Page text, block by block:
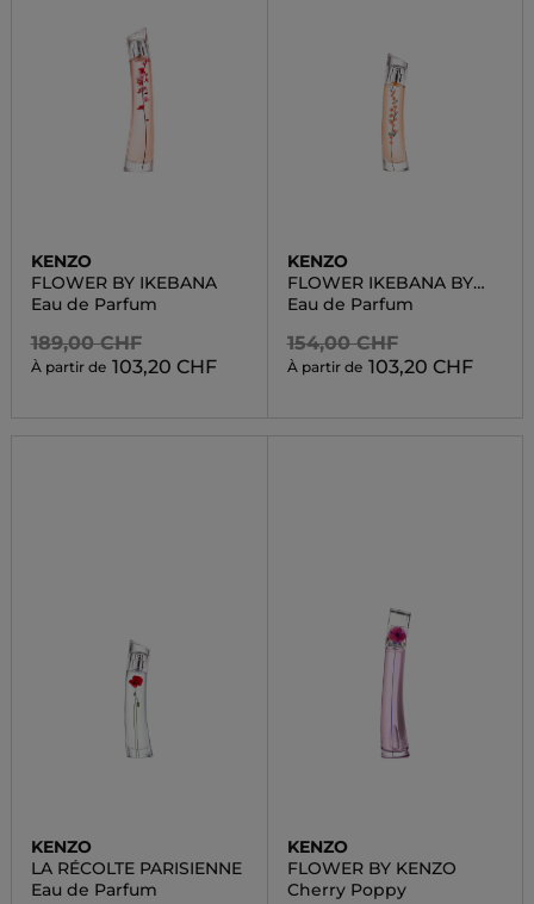
KENZO
FLOWER BY IKEBANA
Eau de Parfum
189,00 CHF
À partir de 103,20 CHF
KENZO
FLOWER IKEBANA BY
KENZO
Eau de Parfum
154,00 CHF
À partir de 103,20 CHF
KENZO
LA RÉCOLTE PARISIENNE
Eau de Parfum
KENZO
FLOWER BY KENZO
Cherry Poppy